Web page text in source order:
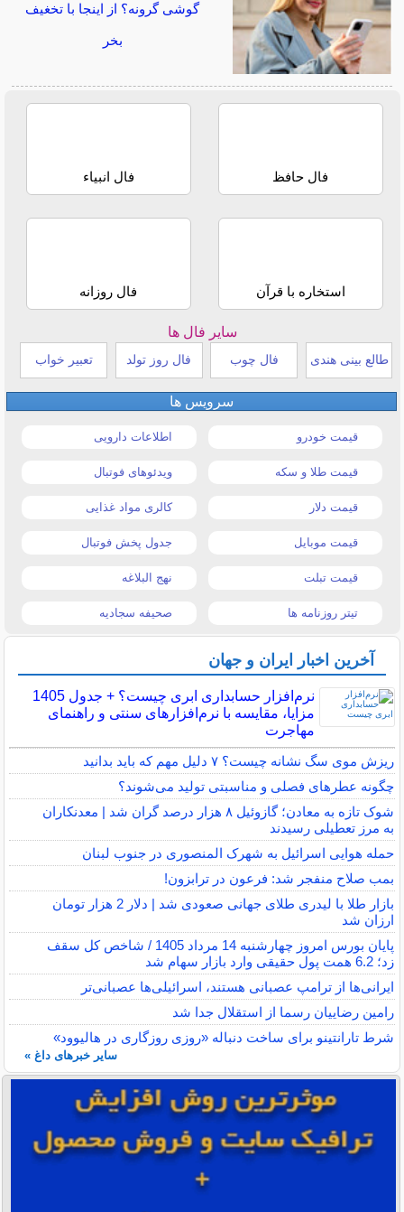
گوشی گرونه؟ از اینجا با تخغیف
بخر
فال حافظ فال انبیاء
استخاره با قرآن فال روزانه
سایر فال ها
طالع بینی هندی فال چوب فال روز تولد تعبیر خواب
سرویس ها
قیمت خودرو اطلاعات دارویی
قیمت طلا و سکه ویدئوهای فوتبال
قیمت دلار کالری مواد غذایی
قیمت موبایل جدول پخش فوتبال
قیمت تبلت نهج البلاغه
تیتر روزنامه ها صحیفه سجادیه
آخرین اخبار ایران و جهان
نرم‌افزار حسابداری ابری چیست؟ + جدول 1405
مزایا، مقایسه با نرم‌افزارهای سنتی و راهنمای
مهاجرت
ریزش موی سگ نشانه چیست؟ ۷ دلیل مهم که باید بدانید
چگونه عطرهای فصلی و مناسبتی تولید می‌شوند؟
شوک تازه به معادن؛ گازوئیل ۸ هزار درصد گران شد | معدنکاران
به مرز تعطیلی رسیدند
حمله هوایی اسرائیل به شهرک المنصوری در جنوب لبنان
بمب صلاح منفجر شد: فرعون در ترابزون!
بازار طلا با لیدری طلای جهانی صعودی شد | دلار 2 هزار تومان
ارزان شد
پایان بورس امروز چهارشنبه 14 مرداد 1405 / شاخص کل سقف
زد؛ 6.2 همت پول حقیقی وارد بازار سهام شد
ایرانی‌ها از ترامپ عصبانی هستند، اسرائیلی‌ها عصبانی‌تر
رامین رضاییان رسما از استقلال جدا شد
شرط تارانتینو برای ساخت دنباله «روزی روزگاری در هالیوود»
سایر خبرهای داغ »